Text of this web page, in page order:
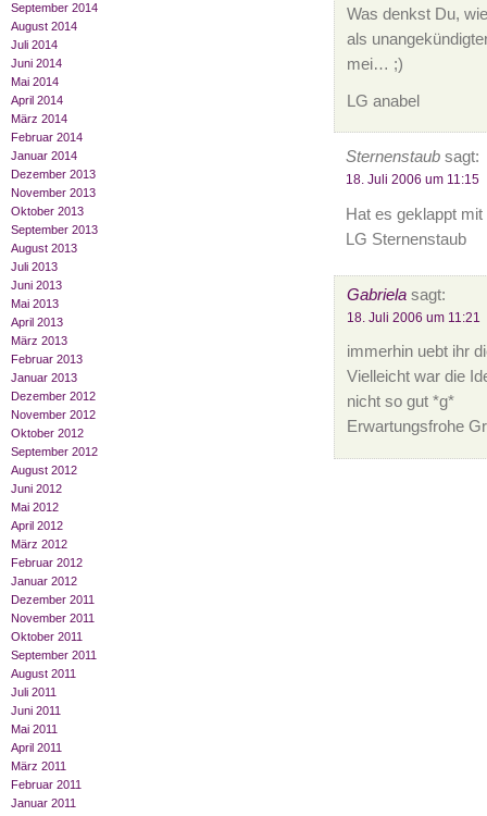
September 2014
August 2014
Juli 2014
Juni 2014
Mai 2014
April 2014
März 2014
Februar 2014
Januar 2014
Dezember 2013
November 2013
Oktober 2013
September 2013
August 2013
Juli 2013
Juni 2013
Mai 2013
April 2013
März 2013
Februar 2013
Januar 2013
Dezember 2012
November 2012
Oktober 2012
September 2012
August 2012
Juni 2012
Mai 2012
April 2012
März 2012
Februar 2012
Januar 2012
Dezember 2011
November 2011
Oktober 2011
September 2011
August 2011
Juli 2011
Juni 2011
Mai 2011
April 2011
März 2011
Februar 2011
Januar 2011
Was denkst Du,
als
mei… ;)
LG anabel
Sternenstaubsagt:
18. Juli 2006 um 11:15
Hat es geklappt
LG Sternenstaub
Gabrielasagt:
18. Juli 2006 um 11:21
immerhin uebt ihr
Vielleicht war die
nicht so gut *g*
Erwartungsfrohe